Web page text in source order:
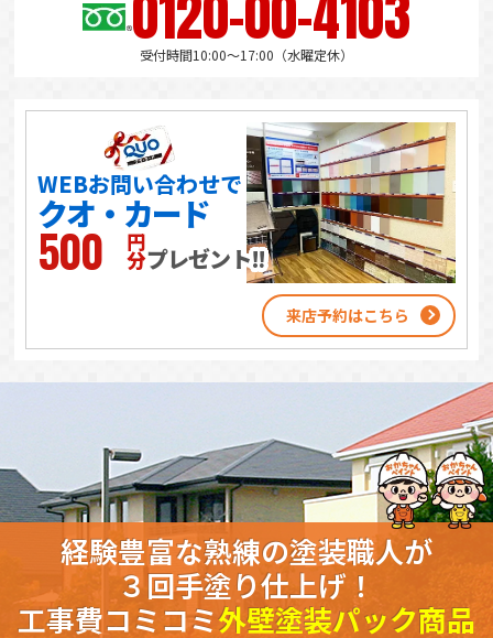
受付時間10:00～17:00（水曜定休）
WEBお問い合わせで
クオ・カード
500 円分プレゼント‼
来店予約はこちら
経験豊富な熟練の塗装職人が
３回手塗り仕上げ！
工事費コミコミ外壁塗装パック商品